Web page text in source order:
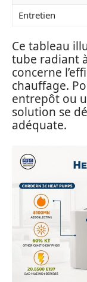
Entretien
Ce tableau
tube radiant
concerne
chauffage.
entrepôt ou
solution se
adéquate.